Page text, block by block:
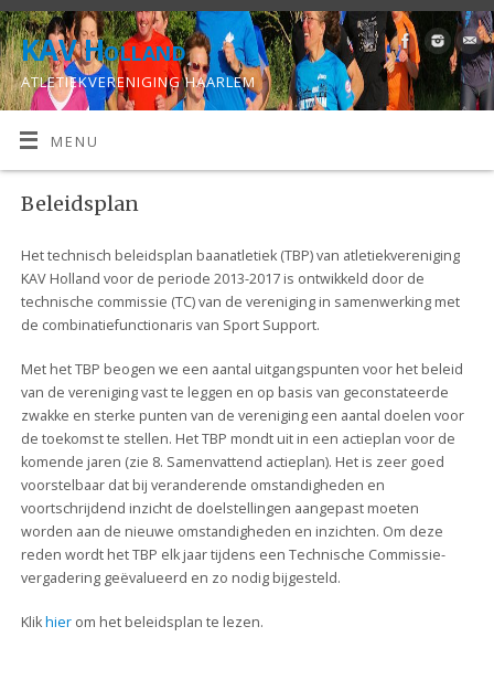
KAV Holland
ATLETIEKVERENIGING HAARLEM
MENU
Beleidsplan
Het technisch beleidsplan baanatletiek (TBP) van atletiekvereniging
KAV Holland voor de periode 2013-2017 is ontwikkeld door de
technische commissie (TC) van de vereniging in samenwerking met
de combinatiefunctionaris van Sport Support.
Met het TBP beogen we een aantal uitgangspunten voor het beleid
van de vereniging vast te leggen en op basis van geconstateerde
zwakke en sterke punten van de vereniging een aantal doelen voor
de toekomst te stellen. Het TBP mondt uit in een actieplan voor de
komende jaren (zie 8. Samenvattend actieplan). Het is zeer goed
voorstelbaar dat bij veranderende omstandigheden en
voortschrijdend inzicht de doelstellingen aangepast moeten
worden aan de nieuwe omstandigheden en inzichten. Om deze
reden wordt het TBP elk jaar tijdens een Technische Commissie-
vergadering geëvalueerd en zo nodig bijgesteld.
Klikhierom het beleidsplan te lezen.